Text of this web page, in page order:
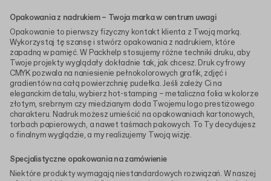
Opakowania z nadrukiem – Twoja marka w centrum uwagi
Opakowanie to pierwszy fizyczny kontakt klienta z Twoją marką.
Wykorzystaj tę szansę i stwórz opakowania z nadrukiem, które
zapadną w pamięć. W Packhelp stosujemy różne techniki druku, aby
Twoje projekty wyglądały dokładnie tak, jak chcesz. Druk cyfrowy
CMYK pozwala na naniesienie pełnokolorowych grafik, zdjęć i
gradientów na całą powierzchnię pudełka. Jeśli zależy Ci na
eleganckim detalu, wybierz hot-stamping – metaliczna folia w kolorze
złotym, srebrnym czy miedzianym doda Twojemu logo prestiżowego
charakteru. Nadruk możesz umieścić na opakowaniach kartonowych,
torbach papierowych, a nawet taśmach pakowych. To Ty decydujesz
o finalnym wyglądzie, a my realizujemy Twoją wizję.
Specjalistyczne opakowania na zamówienie
Niektóre produkty wymagają niestandardowych rozwiązań. W naszej